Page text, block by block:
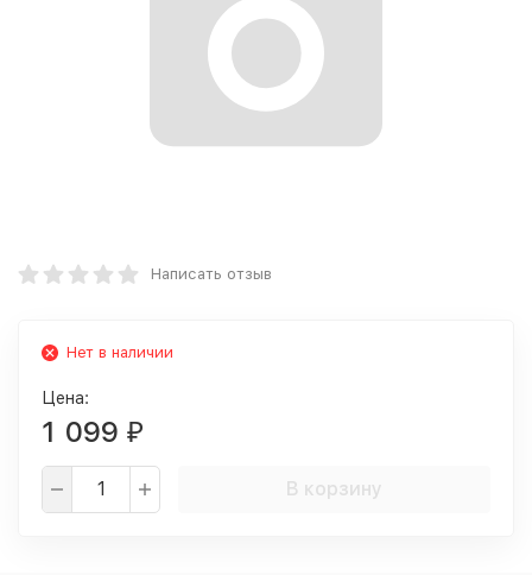
Написать отзыв
Нет в наличии
Цена:
1 099 ₽
В корзину